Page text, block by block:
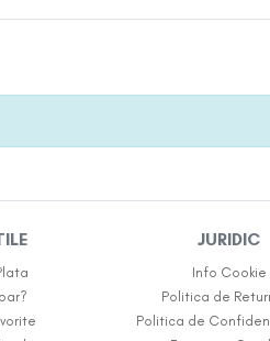
JURIDIC
Info Cookie
Politica de
Politica de